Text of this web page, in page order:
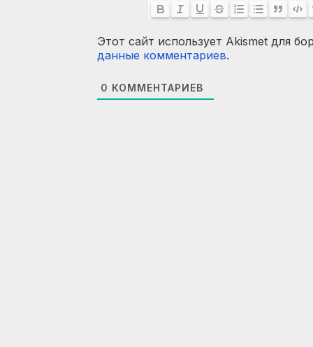
Этот сайт использует Akismet для
данные комментариев.
0 КОММЕНТАРИЕВ